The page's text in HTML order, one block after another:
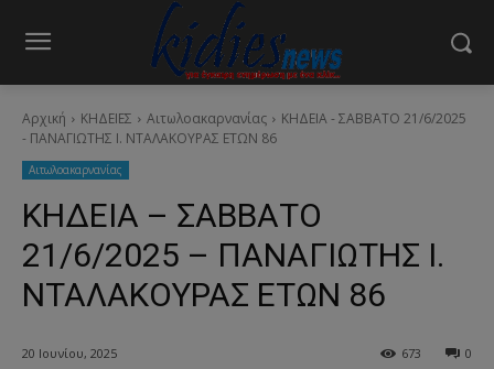
Αρχική ΚΗΔΕΙΕΣ Aιτωλοακαρνανίας
ΚΗΔΕΙΑ - ΣΑΒΒΑΤΟ 21/6/2025
- ΠΑΝΑΓΙΩΤΗΣ Ι. ΝΤΑΛΑΚΟΥΡΑΣ ΕΤΩΝ 86
Aιτωλοακαρνανίας
ΚΗΔΕΙΑ – ΣΑΒΒΑΤΟ
21/6/2025 – ΠΑΝΑΓΙΩΤΗΣ Ι.
ΝΤΑΛΑΚΟΥΡΑΣ ΕΤΩΝ 86
20 Ιουνίου, 2025 0
673